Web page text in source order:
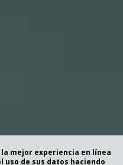
mejor experiencia en línea
uso de sus datos haciendo